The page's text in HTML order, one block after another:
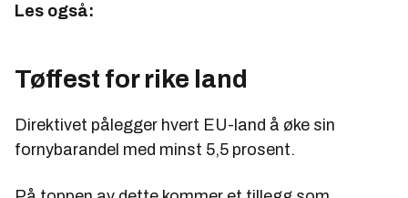
Les også:
Tøffest for rike land
Direktivet pålegger hvert EU-land å øke sin
fornybarandel med minst 5,5 prosent.